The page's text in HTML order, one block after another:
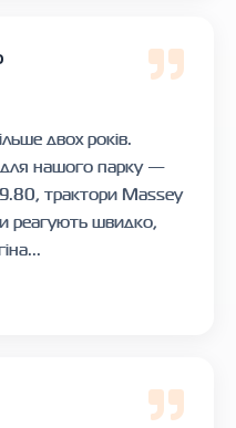
двох років.
нашого парку —
трактори Massey
реагують швидко,